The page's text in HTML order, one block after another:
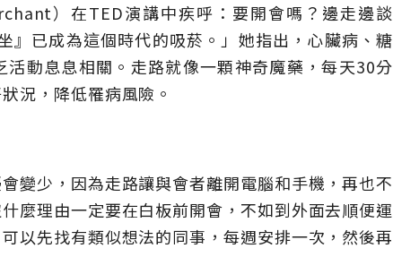
）在TED演講中疾呼：要開會嗎？邊走邊談
』已成為這個時代的吸菸。」她指出，心臟病、糖
動息息相關。走路就像一顆神奇魔藥，每天30分
況，降低罹病風險。
變少，因為走路讓與會者離開電腦和手機，再也不
麼理由一定要在白板前開會，不如到外面去順便運
以先找有類似想法的同事，每週安排一次，然後再